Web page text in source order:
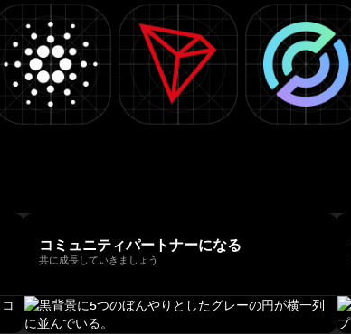
コミュニティパートナーになる
共に成長していきましょう